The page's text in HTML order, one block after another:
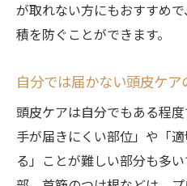
が取れない方にもおすすめ
積を防ぐことができます。
自分では届かない頭皮ケ
頭皮ケアは自分でもある程
手が届きにくい部位」や「
る」ことが難しい部分も多